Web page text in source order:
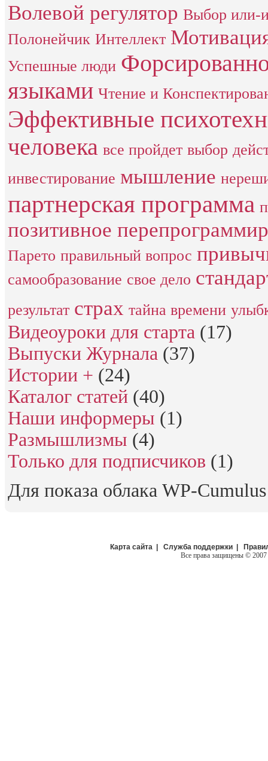
Волевой регулятор Выбор или-
Полонейчик Интеллект
Успешные люди
языками Чтение и
Эффективные
человека все пройдет выбор
инвестирование мышление
партнерская программа
позитивное
Парето правильный вопрос
самообразование свое дело
результат страх тайна времени
Видеоуроки для старта (17)
Выпуски Журнала (37)
Истории + (24)
Каталог статей (40)
Наши информеры (1)
Размышлизмы (4)
Только для подписчиков (1)
Для показа облака WP-
Карта сайта Служба поддержки
Все права защищены ©